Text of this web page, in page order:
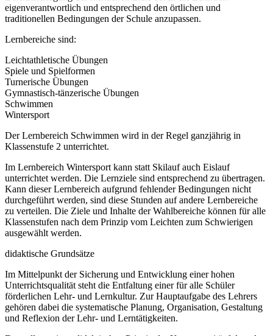
eigenverantwortlich und entsprechend den örtlichen und
traditionellen Bedingungen der Schule anzupassen.
Lernbereiche sind:
Leichtathletische Übungen
Spiele und Spielformen
Turnerische Übungen
Gymnastisch-tänzerische Übungen
Schwimmen
Wintersport
Der Lernbereich Schwimmen wird in der Regel ganzjährig in
Klassenstufe 2 unterrichtet.
Im Lernbereich Wintersport kann statt Skilauf auch Eislauf
unterrichtet werden. Die Lernziele sind entsprechend zu übertragen.
Kann dieser Lernbereich aufgrund fehlender Bedingungen nicht
durchgeführt werden, sind diese Stunden auf andere Lernbereiche
zu verteilen. Die Ziele und Inhalte der Wahlbereiche können für alle
Klassenstufen nach dem Prinzip vom Leichten zum Schwierigen
ausgewählt werden.
didaktische Grundsätze
Im Mittelpunkt der Sicherung und Entwicklung einer hohen
Unterrichtsqualität steht die Entfaltung einer für alle Schüler
förderlichen Lehr- und Lernkultur. Zur Hauptaufgabe des Lehrers
gehören dabei die systematische Planung, Organisation, Gestaltung
und Reflexion der Lehr- und Lerntätigkeiten.